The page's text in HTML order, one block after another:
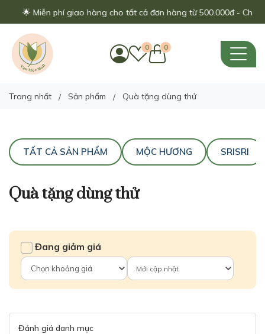
🌟 Miễn phí giao hàng cho tất cả đơn hàng từ 500.000đ - Chỉ
0 0
Trang nhất Sản phẩm Quà tặng dùng thử
TẤT CẢ SẢN PHẨM MỘC HƯƠNG SRISRI
Quà tặng dùng thử
Đang giảm giá
Đánh giá danh mục